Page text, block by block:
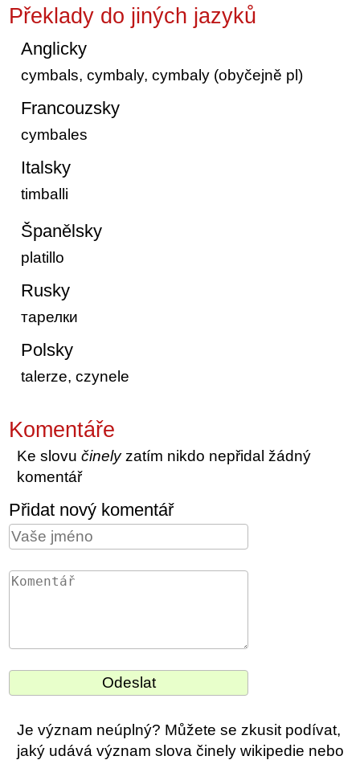
Překlady do jiných jazyků
Anglicky
cymbals, cymbaly, cymbaly (obyčejně pl)
Francouzsky
cymbales
Italsky
timballi
Španělsky
platillo
Rusky
тарелки
Polsky
talerze, czynele
Komentáře
Ke slovučinelyzatím nikdo nepřidal žádný
komentář
Přidat nový komentář
Je význam neúplný? Můžete se zkusit podívat,
jaký udává význam slova činely wikipedie nebo